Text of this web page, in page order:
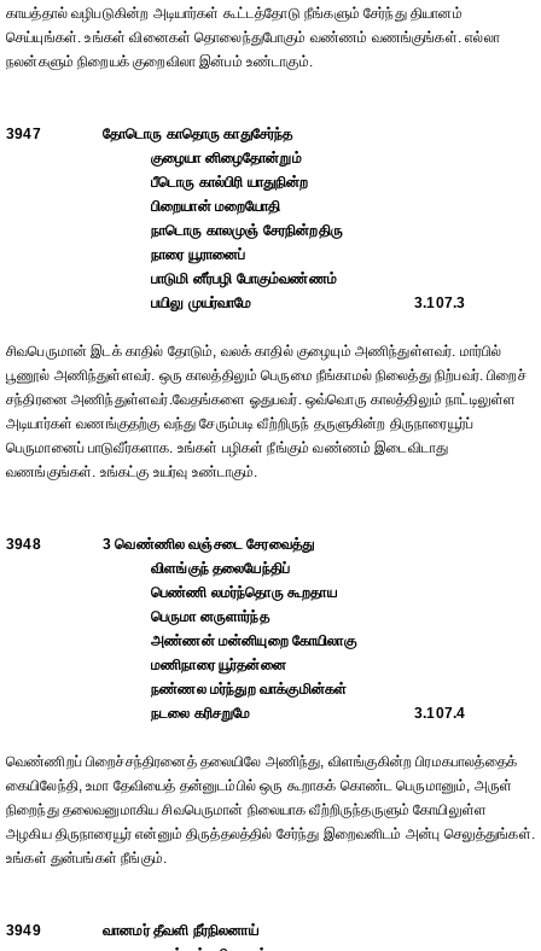
காயத்தால் வழிபடுகின்ற அடியார்கள் கூட்டத்தோடு நீங்களும் சேர்ந்து தியானம்
செய்யுங்கள். உங்கள் வினைகள் தொலைந்துபோகும் வண்ணம் வணங்குங்கள். எல்லா
நலன்களும் நிறையக் குறைவிலா இன்பம் உண்டாகும்.
3947
தோடொரு காதொரு காதுசேர்ந்த
குழையா னிழைதோன்றும்
பீடொரு கால்பிரி யாதுநின்ற
பிறையான் மறையோதி
நாடொரு காலமுஞ் சேரநின்றதிரு
நாரை யூரானைப்
பாடுமி னீர்பழி போகும்வண்ணம்
பயிலு முயர்வாமே
3.107.3
சிவபெருமான் இடக் காதில் தோடும், வலக் காதில் குழையும் அணிந்துள்ளவர். மார்பில்
பூணூல் அணிந்துள்ளவர். ஒரு காலத்திலும் பெருமை நீங்காமல் நிலைத்து நிற்பவர். பிறைச்
சந்திரனை அணிந்துள்ளவர்.வேதங்களை ஓதுபவர். ஒவ்வொரு காலத்திலும் நாட்டிலுள்ள
அடியார்கள் வணங்குதற்கு வந்து சேரும்படி வீற்றிருந் தருளுகின்ற திருநாரையூர்ப்
பெருமானைப் பாடுவீர்களாக. உங்கள் பழிகள் நீங்கும் வண்ணம் இடைவிடாது
வணங்குங்கள். உங்கட்கு உயர்வு உண்டாகும்.
3948
3 வெண்ணில வஞ்சடை சேரவைத்து
விளங்குந் தலையேந்திப்
பெண்ணி லமர்ந்தொரு கூறதாய
பெருமா னருளார்ந்த
அண்ணன் மன்னியுறை கோயிலாகு
மணிநாரை யூர்தன்னை
நண்ணல மர்ந்துற வாக்குமின்கள்
நடலை கரிசறுமே
3.107.4
வெண்ணிறப் பிறைச்சந்திரனைத் தலையிலே அணிந்து, விளங்குகின்ற பிரமகபாலத்தைக்
கையிலேந்தி, உமா தேவியைத் தன்னுடம்பில் ஒரு கூறாகக் கொண்ட பெருமானும், அருள்
நிறைந்து தலைவனுமாகிய சிவபெருமான் நிலையாக வீற்றிருந்தருளும் கோயிலுள்ள
அழகிய திருநாரையூர் என்னும் திருத்தலத்தில் சேர்ந்து இறைவனிடம் அன்பு செலுத்துங்கள்.
உங்கள் துன்பங்கள் நீங்கும்.
3949
வானமர் தீவளி நீர்நிலனாய்